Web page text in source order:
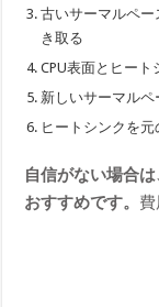
古いサーマルペ
き取る
CPU表面とヒー
新しいサーマルペ
ヒートシンクを
自信がない場合
おすすめです。